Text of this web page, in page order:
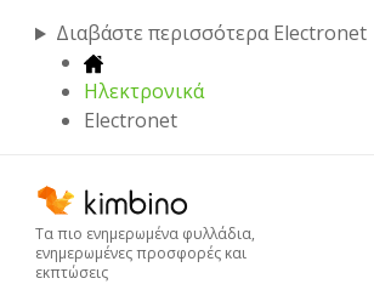
Διαβάστε περισσότερα Electronet
Hλεκτρονικά
Electronet
Τα πιο ενημερωμένα φυλλάδια,
ενημερωμένες προσφορές και
εκπτώσεις